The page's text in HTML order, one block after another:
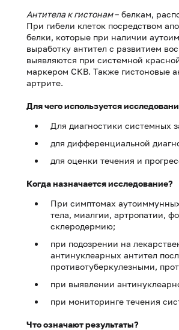
Антитела к гистонам– белкам,
При гибели клеток посредством
белки, которые при наличии
выработку антител с развитием
выявляются при системной
маркером СКВ. Также гистоновые
артрите.
Для чего используется
Для диагностики системных
для дифференциальной
для оценки течения и
Когда назначается исследование?
При симптомах
тела, миалгии, артропатии,
склеродермию;
при подозрении на
антинуклеарных антител
противотуберкулезными,
при выявлении
при мониторинге течения
Что означают результаты?